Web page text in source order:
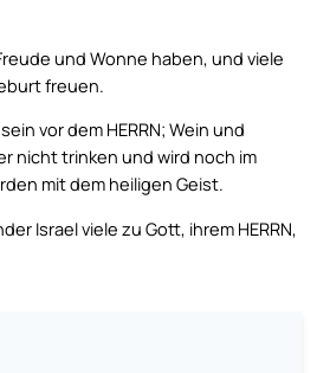
und Wonne haben, und viele
freuen.
vor dem HERRN; Wein und
nicht trinken und wird noch im
mit dem heiligen Geist.
Israel viele zu Gott, ihrem HERRN,